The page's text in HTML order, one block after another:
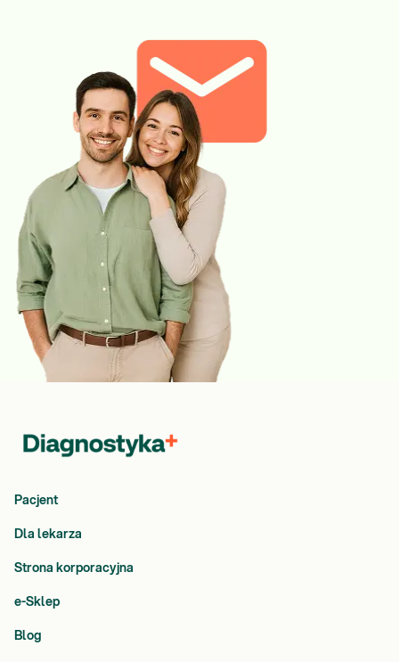
Pacjent
Dla lekarza
Strona korporacyjna
e-Sklep
Blog